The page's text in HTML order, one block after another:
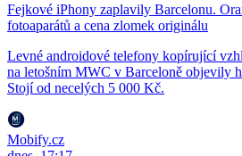
Fejkové iPhony zaplavily Barcelonu.
fotoaparátů a cena zlomek originálu
Levné androidové telefony kopírující
na letošním MWC v Barceloně objevily
Stojí od necelých 5 000 Kč.
Mobify.cz